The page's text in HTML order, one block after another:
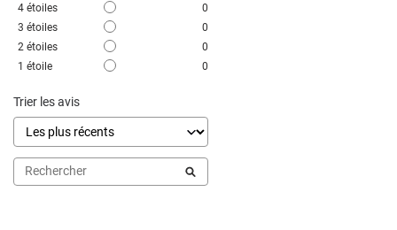
4 étoiles
0
3 étoiles
0
2 étoiles
0
1 étoile 0
Trier les avis